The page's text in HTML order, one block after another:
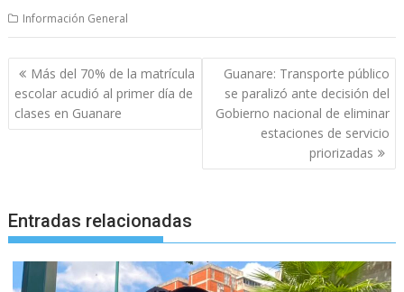
Información General
Navegación
de
entradas
Más del 70% de la matrícula
escolar acudió al primer día de
clases en Guanare
Guanare: Transporte público
se paralizó ante decisión del
Gobierno nacional de eliminar
estaciones de servicio
priorizadas
Entradas relacionadas